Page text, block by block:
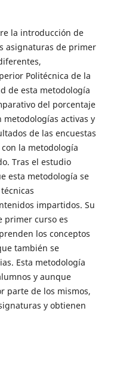
la introducción de
asignaturas de primer
Politécnica de la
de esta metodología
del porcentaje
activas y
de las encuestas
la metodología
Tras el estudio
esta metodología se
impartidos. Su
primer curso es
los conceptos
también se
Esta metodología
y aunque
parte de los mismos,
y obtienen